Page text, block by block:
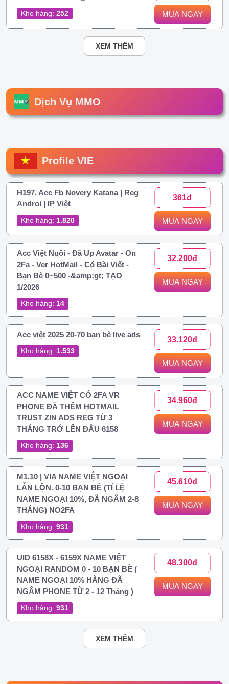
Kho hàng: 252 MUA NGAY
XEM THÊM
Dịch Vụ MMO
Profile VIE
H197. Acc Fb Novery Katana | Reg
Androi | IP Việt
Kho hàng: 1.820
361đ
MUA NGAY
Acc Việt Nuôi - Đã Up Avatar - On
2Fa - Ver HotMail - Có Bài Viết -
Bạn Bè 0~500 -&amp;gt; TẠO
1/2026
Kho hàng: 14
32.200đ
MUA NGAY
Acc việt 2025 20-70 bạn bè live ads
Kho hàng: 1.533
33.120đ
MUA NGAY
ACC NAME VIỆT CÓ 2FA VR
PHONE ĐÃ THÊM HOTMAIL
TRUST ZIN ADS REG TỪ 3
THÁNG TRỞ LÊN ĐẦU 6158
Kho hàng: 136
34.960đ
MUA NGAY
M1.10 | VIA NAME VIỆT NGOẠI
LẪN LỘN. 0-10 BẠN BÈ (TỈ LỆ
NAME NGOẠI 10%, ĐÃ NGÂM 2-8
THÁNG) NO2FA
Kho hàng: 931
45.610đ
MUA NGAY
UID 6158X - 6159X NAME VIỆT
NGOẠI RANDOM 0 - 10 BẠN BÈ (
NAME NGOẠI 10% HÀNG ĐÃ
NGÂM PHONE TỪ 2 - 12 Tháng )
Kho hàng: 931
48.300đ
MUA NGAY
XEM THÊM